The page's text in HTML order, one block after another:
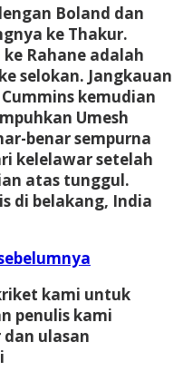
Boland dan
ke Thakur.
Rahane adalah
selokan. Jangkauan
kemudian
Umesh
benar sempurna
kelelawar setelah
atas tunggul.
di belakang, India
kami untuk
penulis kami
ulasan